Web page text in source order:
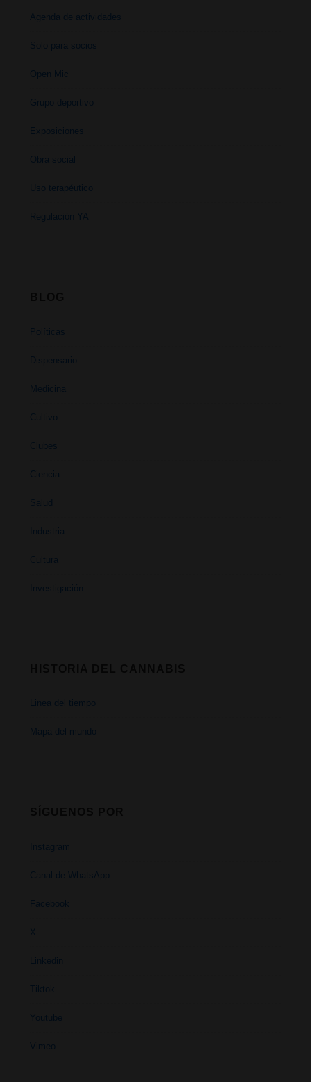
Agenda de actividades
Solo para socios
Open Mic
Grupo deportivo
Exposiciones
Obra social
Uso terapéutico
Regulación YA
Políticas
Dispensario
Medicina
Cultivo
Clubes
Ciencia
Salud
Industria
Cultura
Investigación
Linea del tiempo
Mapa del mundo
Instagram
Canal de WhatsApp
Facebook
X
Linkedin
Tiktok
Youtube
Vimeo